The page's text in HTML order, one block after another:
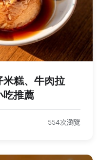
糕、牛肉拉
吃推薦
554次瀏覽